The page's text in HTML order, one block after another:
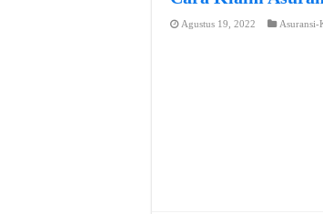
Agustus 19, 2022 Asuransi-